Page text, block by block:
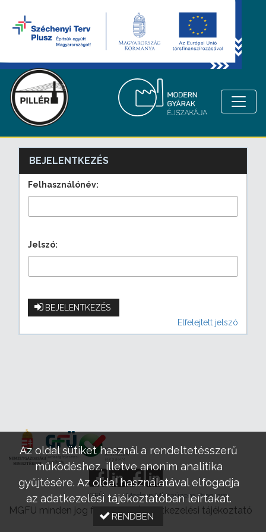
BEJELENTKEZÉS
Felhasználónév:
Jelszó:
BEJELENTKEZÉS
Elfelejtett jelszó
GFÜ Modern Mintaüzem Program
MGFÜ minden jog fenntartva |Adatkezelési tájékoztató
Az oldal sütiket használ a rendeltetésszerű
működéshez, illetve anonim analitika
gyűjtésére. Az oldal használatával elfogadja
az adatkezelési tájékoztatóban leírtakat.
RENDBEN